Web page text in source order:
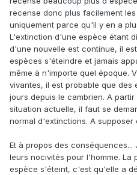
recense donc plus facilement
uniquement parce qu'il y en a
L'extinction d'une espèce étant
d'une nouvelle est continue, il
espèces s'éteindre et jamais
même à n'importe quel époque.
vivantes, il est probable que des
jours depuis le cambrien. A
situation actuelle, il faut se
normal d'extinctions. A supposer
Et à propos des
leurs nocivités pour l'homme. La
espèce s'éteint, c'est qu'elle a